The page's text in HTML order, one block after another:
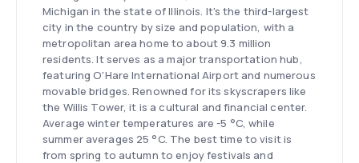
Michigan in the state of Illinois. It's the third-largest
city in the country by size and population, with a
metropolitan area home to about 9.3 million
residents. It serves as a major transportation hub,
featuring O'Hare International Airport and numerous
movable bridges. Renowned for its skyscrapers like
the Willis Tower, it is a cultural and financial center.
Average winter temperatures are -5 °C, while
summer averages 25 °C. The best time to visit is
from spring to autumn to enjoy festivals and